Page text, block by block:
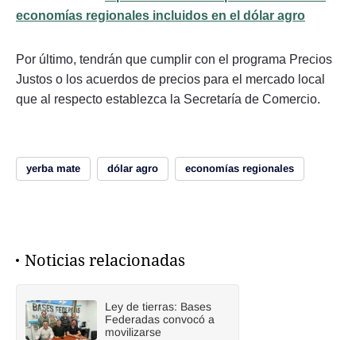
economías regionales incluidos en el dólar agro
Por último, tendrán que cumplir con el programa Precios
Justos o los acuerdos de precios para el mercado local
que al respecto establezca la Secretaría de Comercio.
yerba mate dólar agro economías regionales
Noticias relacionadas
Ley de tierras: Bases
Federadas convocó a
movilizarse